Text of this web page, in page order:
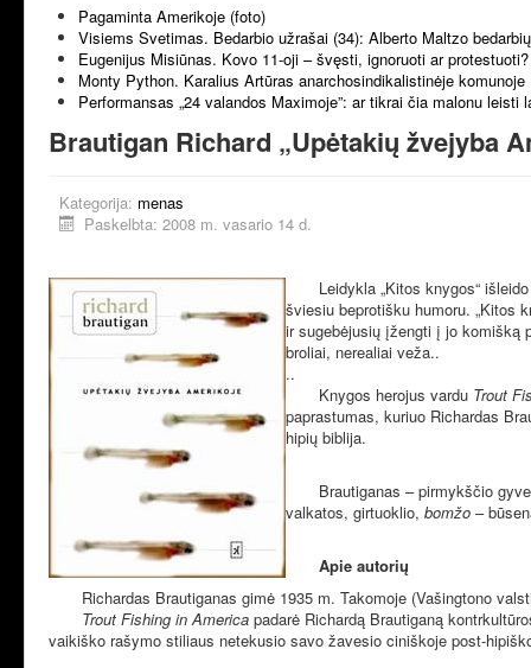
Pagaminta Amerikoje (foto)
Visiems Svetimas. Bedarbio užrašai (34): Alberto Maltzo
Eugenijus Misiūnas. Kovo 11-oji – švęsti, ignoruoti ar protestuoti?
Monty Python. Karalius Artūras anarchosindikalistinėje komunoje
Performansas „24 valandos Maximoje”: ar tikrai čia malonu leisti
Brautigan Richard „Upėtakių žvejyba
Kategorija: menas
Paskelbta: 2008 m. vasario 14 d.
Leidykla „Kitos knygos“ išleido
šviesiu beprotišku humoru. „Kitos
ir sugebėjusių įžengti į jo komišką
broliai, nerealiai veža..
..
Knygos herojus vardu Trout
paprastumas, kuriuo Richardas
hipių biblija.
Brautiganas – pirmykščio
valkatos, girtuoklio, bomžo –
Apie autorių
Richardas Brautiganas gimė 1935 m. Takomoje (Vašingtono
Trout Fishing in America padarė Richardą Brautiganą
vaikiško rašymo stiliaus netekusio savo žavesio ciniškoje post-